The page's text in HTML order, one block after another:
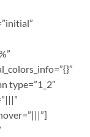
type=”1_2″